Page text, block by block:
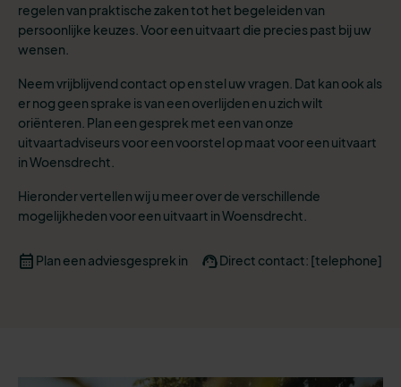
regelen van praktische zaken tot het begeleiden van
persoonlijke keuzes. Voor een uitvaart die precies past bij uw
wensen.
Neem vrijblijvend contact op en stel uw vragen. Dat kan ook als
er nog geen sprake is van een overlijden en u zich wilt
oriënteren. Plan een gesprek met een van onze
uitvaartadviseurs voor een voorstel op maat voor een uitvaart
in Woensdrecht.
Hieronder vertellen wij u meer over de verschillende
mogelijkheden voor een uitvaart in Woensdrecht.
Plan een adviesgesprek in Direct contact: [telephone]